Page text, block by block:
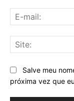
Salve meu
próxima vez que